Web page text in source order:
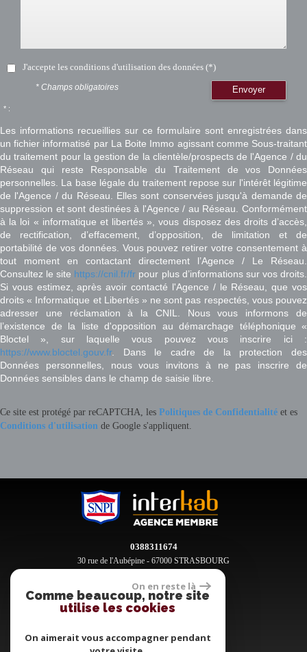
J'accepte les conditions d'utilisation des données (*)
Envoyer
* Champs obligatoires
* :
Les informations recueillies sur ce formulaire sont enregistrées dans
un fichier informatisé par La Boite Immo agissant comme Sous-traitant
du traitement pour la gestion de la clientèle/prospects de l'Agence / du
Réseau qui reste Responsable du Traitement de vos Données
personnelles. La base légale du traitement repose sur l'intérêt légitime
de l'Agence / du Réseau. Elles sont conservées jusqu'à demande de
suppression et sont destinées à l'Agence / au Réseau. Conformément
à la loi « informatique et libertés », vous disposez des droits d’accès,
de rectification, d’effacement, d’opposition, de limitation et de
portabilité de vos données. Vous pouvez retirer votre consentement à
tout moment en contactant directement l’Agence / Le Réseau.
Consultez le site https://cnil.fr/fr pour plus d’informations sur vos droits.
Si vous estimez, après avoir contacté l'Agence / le Réseau, que vos
droits « Informatique et Libertés » ne sont pas respectés, vous pouvez
adresser une réclamation à la CNIL. Nous vous informons de
l’existence de la liste d'opposition au démarchage téléphonique «
Bloctel », sur laquelle vous pouvez vous inscrire ici :
https://www.bloctel.gouv.fr. Dans le cadre de la protection des
Données personnelles, nous vous invitons à ne pas inscrire de
Données sensibles dans le champ de saisie libre.
Ce site est protégé par reCAPTCHA, les Politiques de Confidentialité et es
Conditions d'utilisation de Google s'appliquent.
0388311674
30 rue de l'Aubépine - 67000 STRASBOURG
Espace propriétaires
On en reste là
Comme beaucoup, notre site
utilise les cookies
On aimerait vous accompagner pendant